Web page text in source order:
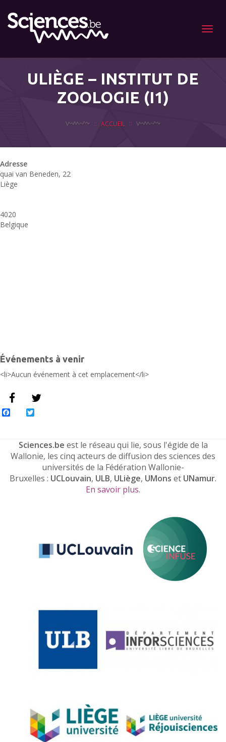
Menu
ULIÈGE – INSTITUT DE
ZOOLOGIE (I1)
ACCUEIL
Adresse
quai van Beneden, 22
Liège
4020
Belgique
Événements à venir
<li>Aucun événement à cet emplacement</li>
Facebook
Sciences.be est le réseau qui lie, sous l'égide de la
Wallonie, les cinq acteurs de diffusion des sciences des
universités de la Fédération Wallonie-
Bruxelles : UCLouvain, ULB, ULiège, UMons et UNamur.
En savoir plus.